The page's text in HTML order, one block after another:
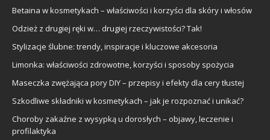
Betaina w kosmetykach – właściwości i korzyści dla skóry i włosów
Odzież z drugiej ręki w… drugiej rzeczywistości? Tak!
Stylizacje ślubne: trendy, inspiracje i kluczowe akcesoria
Limonka: właściwości zdrowotne, korzyści i sposoby spożycia
Maseczka zwężająca pory DIY – przepisy i efekty dla cery tłustej
Szkodliwe składniki w kosmetykach – jak je rozpoznać i unikać?
Choroby zakaźne z wysypką u dorosłych – objawy, leczenie i
profilaktyka